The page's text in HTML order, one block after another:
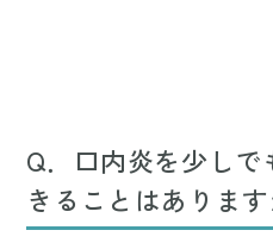
Q．口内炎を少し
きることはありま